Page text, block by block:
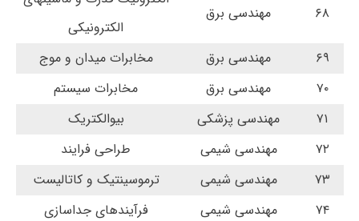
۶۸ مهندسی برق
الکترونیکی
۶۹
مهندسی برق
مخابرات میدان و موج
۷۰
مهندسی برق
مخابرات سیستم
۷۱
مهندسی پزشکی
بیوالکتریک
۷۲
مهندسی شیمی
طراحی فرایند
۷۳
مهندسی شیمی
ترموسینتیک و کاتالیست
۷۴
مهندسی شیمی
فرآیندهای جداسازی